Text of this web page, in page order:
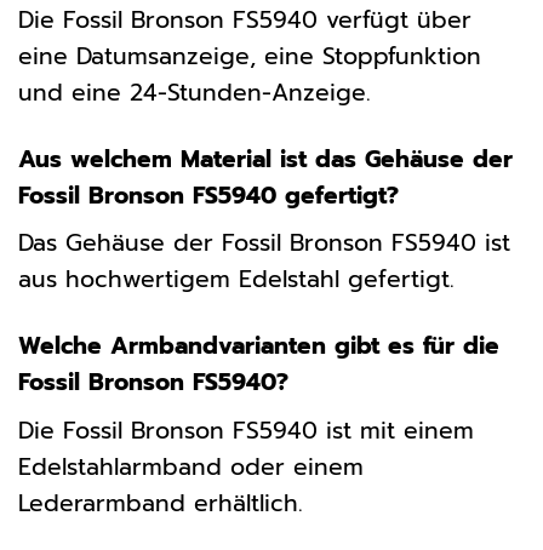
Die Fossil Bronson FS5940 verfügt über
eine Datumsanzeige, eine Stoppfunktion
und eine 24-Stunden-Anzeige.
Aus welchem Material ist das Gehäuse der
Fossil Bronson FS5940 gefertigt?
Das Gehäuse der Fossil Bronson FS5940 ist
aus hochwertigem Edelstahl gefertigt.
Welche Armbandvarianten gibt es für die
Fossil Bronson FS5940?
Die Fossil Bronson FS5940 ist mit einem
Edelstahlarmband oder einem
Lederarmband erhältlich.